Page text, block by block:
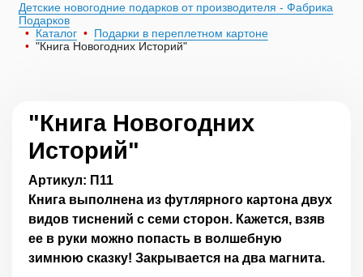
Детские новогодние подарков от производителя - Фабрика
Подарков
Каталог
Подарки в переплетном картоне
"Книга Новогодних Историй"
"Книга Новогодних
Историй"
Артикул: П11
Книга выполнена из футлярного картона двух
видов тиснений с семи сторон. Кажется, взяв
ее в руки можно попасть в волшебную
зимнюю сказку! Закрывается на два магнита.